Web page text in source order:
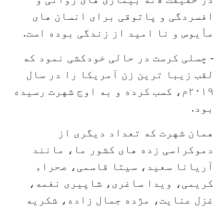
افسردگی و پاتوقی برای انسان های
مأیوس و نا امید از زندگی بوده است.
- چسلی کرست در حالی خودکشی نمود که
لقب زیبا ترین زن آمریکا را در سال
۲۰۱۹م، کسب کرده و به اوج شهرت رسیده
بود.
همان شهرت که تعداد دیگری از
دموکراسی زده های کشور ما، مانند
آریانا سعید، سیتا قاسمی، صحراء
کریمی، ویدا ساغری، شاپیری نغمه،
غزل عنایت، مژده جمال زاده، شکریه